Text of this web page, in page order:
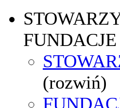
FUNDACJE
(rozwiń)